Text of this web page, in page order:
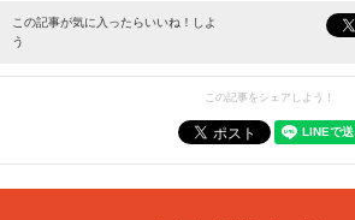
最新情報をお
この記事が気に入ったらいいね！しよ
う
この記事をシェアしよう！